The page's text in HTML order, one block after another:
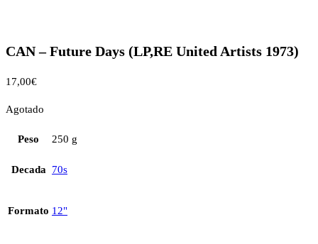
CAN – Future Days (LP,RE United Artists 1973)
17,00€
Agotado
Peso 250 g
Decada 70s
Formato 12"